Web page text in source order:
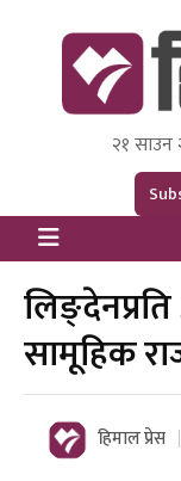
Himal Press
Dot २१ साउन
सामूहिक
हिमाल प्रेस